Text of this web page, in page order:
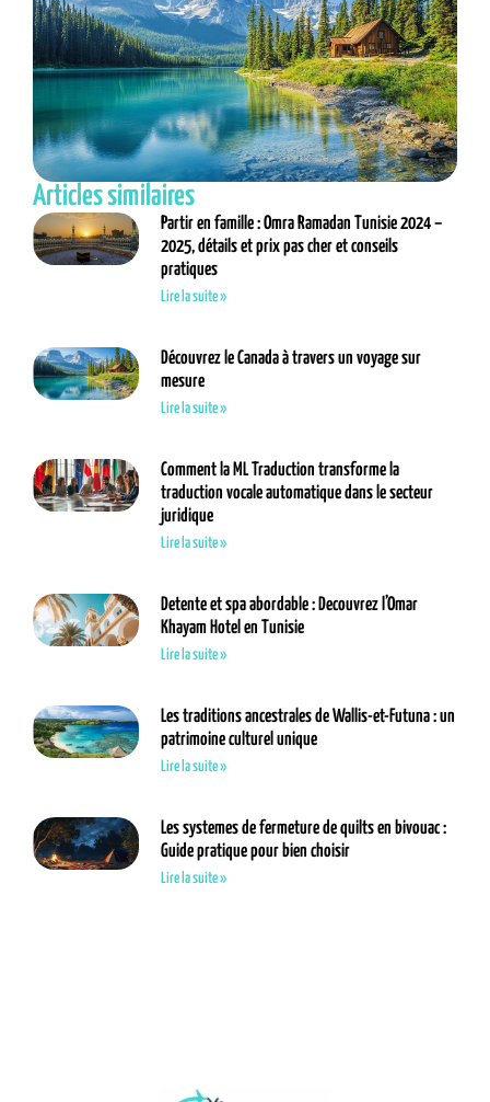
Articles similaires
Partir en famille : Omra Ramadan Tunisie 2024 –
2025, détails et prix pas cher et conseils
pratiques
Lire la suite »
Découvrez le Canada à travers un voyage sur
mesure
Lire la suite »
Comment la ML Traduction transforme la
traduction vocale automatique dans le secteur
juridique
Lire la suite »
Detente et spa abordable : Decouvrez l’Omar
Khayam Hotel en Tunisie
Lire la suite »
Les traditions ancestrales de Wallis-et-Futuna : un
patrimoine culturel unique
Lire la suite »
Les systemes de fermeture de quilts en bivouac :
Guide pratique pour bien choisir
Lire la suite »